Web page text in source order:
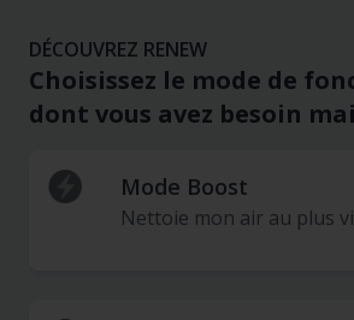
DÉCOUVREZ RENEW
Choisissez le mode de
dont vous avez besoin
Mode Boost
Nettoie mon air au plus